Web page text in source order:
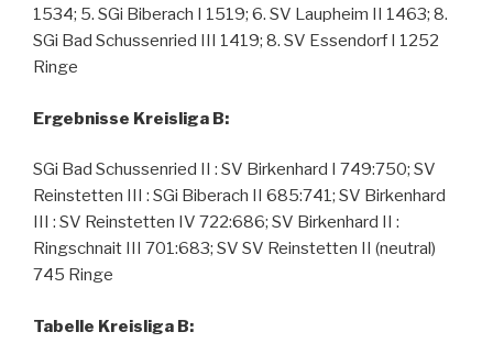
1534; 5. SGi Biberach I 1519; 6. SV Laupheim II 1463; 8.
SGi Bad Schussenried III 1419; 8. SV Essendorf I 1252
Ringe
Ergebnisse Kreisliga B:
SGi Bad Schussenried II : SV Birkenhard I 749:750; SV
Reinstetten III : SGi Biberach II 685:741; SV Birkenhard
III : SV Reinstetten IV 722:686; SV Birkenhard II :
Ringschnait III 701:683; SV SV Reinstetten II (neutral)
745 Ringe
Tabelle Kreisliga B: